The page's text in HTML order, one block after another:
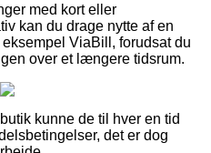
med kort eller
kan du drage nytte af en
ViaBill, forudsat du
over et længere tidsrum.
kunne de til hver en tid
det er dog